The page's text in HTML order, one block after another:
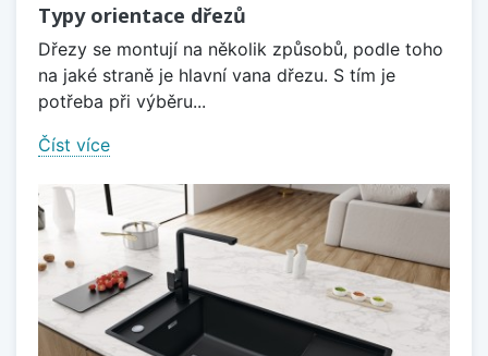
Typy orientace dřezů
Dřezy se montují na několik způsobů, podle toho
na jaké straně je hlavní vana dřezu. S tím je
potřeba při výběru...
Číst více